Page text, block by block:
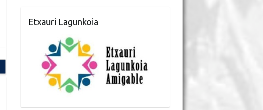
Etxauri Lagunkoia